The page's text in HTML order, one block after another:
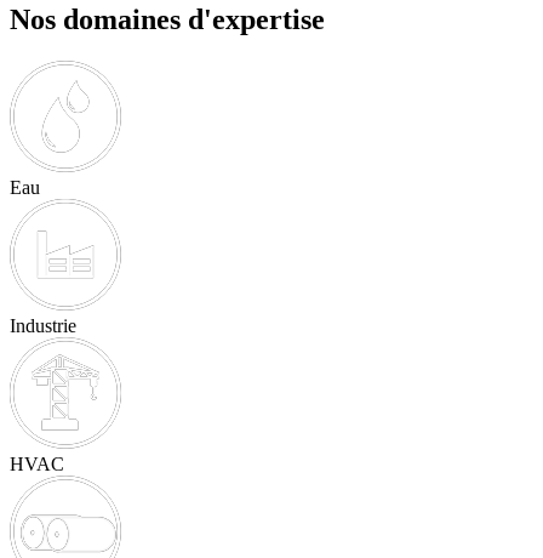
Nos domaines d'expertise
Eau
Industrie
HVAC